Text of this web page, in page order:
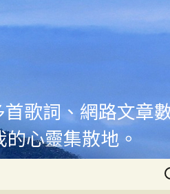
歌詞、網路文章
心靈集散地。